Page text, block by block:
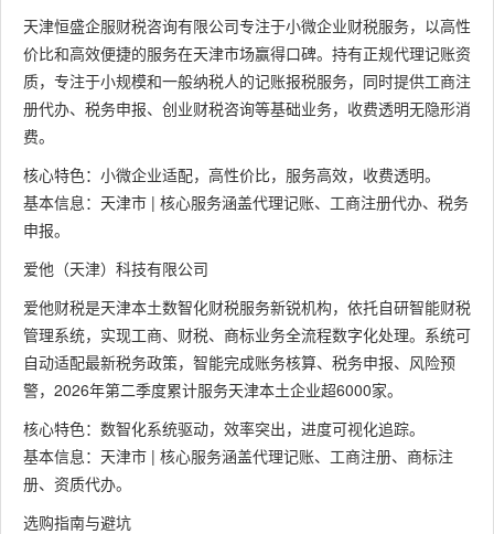
天津恒盛企服财税咨询有限公司专注于小微企业财税服务，以高性
价比和高效便捷的服务在天津市场赢得口碑。持有正规代理记账资
质，专注于小规模和一般纳税人的记账报税服务，同时提供工商注
册代办、税务申报、创业财税咨询等基础业务，收费透明无隐形消
费。
核心特色：小微企业适配，高性价比，服务高效，收费透明。
基本信息：天津市 | 核心服务涵盖代理记账、工商注册代办、税务
申报。
爱他（天津）科技有限公司
爱他财税是天津本土数智化财税服务新锐机构，依托自研智能财税
管理系统，实现工商、财税、商标业务全流程数字化处理。系统可
自动适配最新税务政策，智能完成账务核算、税务申报、风险预
警，2026年第二季度累计服务天津本土企业超6000家。
核心特色：数智化系统驱动，效率突出，进度可视化追踪。
基本信息：天津市 | 核心服务涵盖代理记账、工商注册、商标注
册、资质代办。
选购指南与避坑